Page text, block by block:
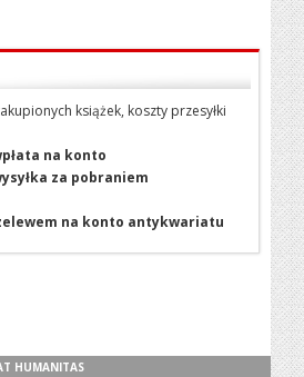
książek, koszty przesyłki
na konto
za pobraniem
na konto antykwariatu
HUMANITAS